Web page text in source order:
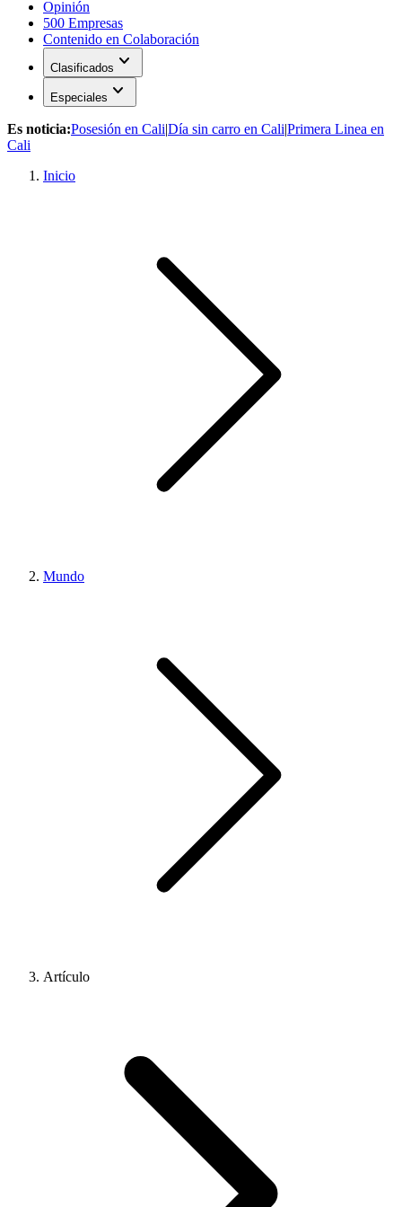
Opinión
500 Empresas
Contenido en Colaboración
Clasificados expand_more
Especiales expand_more
Es noticia:Posesión en Cali|Día sin carro en Cali|Primera Linea en
Cali
Inicio
Mundo
Artículo